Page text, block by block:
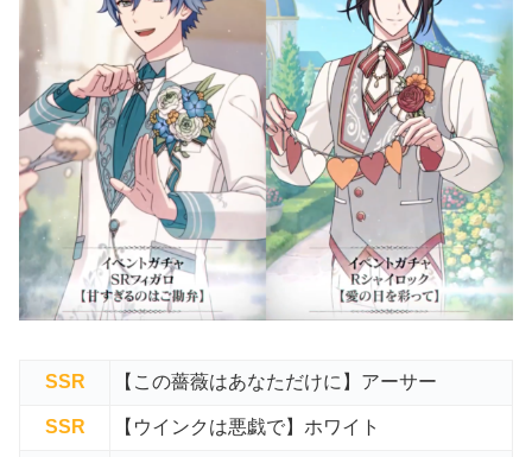
SSR 【この薔薇はあなただけに】アーサー
SSR 【ウインクは悪戯で】ホワイト